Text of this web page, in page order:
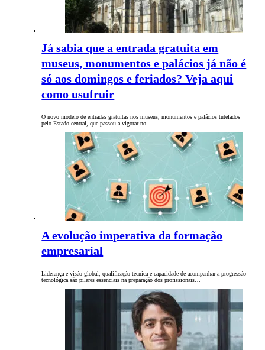
Já sabia que a entrada gratuita em
museus, monumentos e palácios já não é
só aos domingos e feriados? Veja aqui
como usufruir
O novo modelo de entradas gratuitas nos museus, monumentos e palácios tutelados
pelo Estado central, que passou a vigorar no…
A evolução imperativa da formação
empresarial
Liderança e visão global, qualificação técnica e capacidade de acompanhar a progressão
tecnológica são pilares essenciais na preparação dos profissionais…